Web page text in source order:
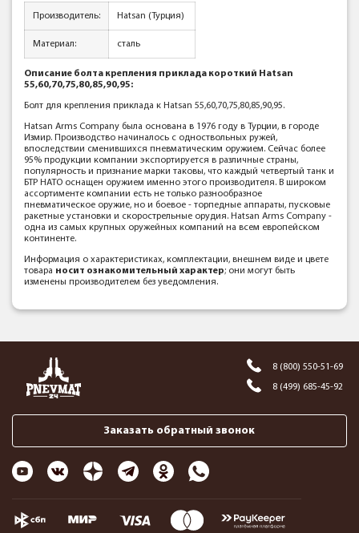
Производитель: Hatsan (Турция)
Материал: сталь
Описание болта крепления приклада короткий Hatsan
55,60,70,75,80,85,90,95:
Болт для крепления приклада к Hatsan 55,60,70,75,80,85,90,95.
Hatsan Arms Company была основана в 1976 году в Турции, в городе
Измир. Производство начиналось с одноствольных ружей,
впоследствии сменившихся пневматическим оружием. Сейчас более
95% продукции компании экспортируется в различные страны,
популярность и признание марки таковы, что каждый четвертый танк и
БТР НАТО оснащен оружием именно этого производителя. В широком
ассортименте компании есть не только разнообразное
пневматическое оружие, но и боевое - торпедные аппараты, пусковые
ракетные установки и скорострельные орудия. Hatsan Arms Company -
одна из самых крупных оружейных компаний на всем европейском
континенте.
Информация о характеристиках, комплектации, внешнем виде и цвете
товара носит ознакомительный характер; они могут быть
изменены производителем без уведомления.
8 (800) 550-51-69
8 (499) 685-45-92
Заказать обратный звонок